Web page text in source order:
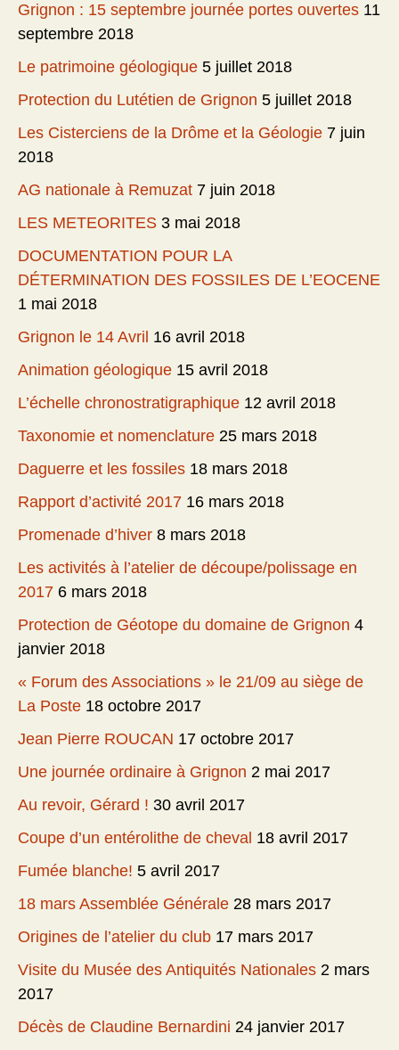
Grignon : 15 septembre journée portes ouvertes 11
septembre 2018
Le patrimoine géologique 5 juillet 2018
Protection du Lutétien de Grignon 5 juillet 2018
Les Cisterciens de la Drôme et la Géologie 7 juin
2018
AG nationale à Remuzat 7 juin 2018
LES METEORITES 3 mai 2018
DOCUMENTATION POUR LA
DÉTERMINATION DES FOSSILES DE L’EOCENE
1 mai 2018
Grignon le 14 Avril 16 avril 2018
Animation géologique 15 avril 2018
L’échelle chronostratigraphique 12 avril 2018
Taxonomie et nomenclature 25 mars 2018
Daguerre et les fossiles 18 mars 2018
Rapport d’activité 2017 16 mars 2018
Promenade d’hiver 8 mars 2018
Les activités à l’atelier de découpe/polissage en
2017 6 mars 2018
Protection de Géotope du domaine de Grignon 4
janvier 2018
« Forum des Associations » le 21/09 au siège de
La Poste 18 octobre 2017
Jean Pierre ROUCAN 17 octobre 2017
Une journée ordinaire à Grignon 2 mai 2017
Au revoir, Gérard ! 30 avril 2017
Coupe d’un entérolithe de cheval 18 avril 2017
Fumée blanche! 5 avril 2017
18 mars Assemblée Générale 28 mars 2017
Origines de l’atelier du club 17 mars 2017
Visite du Musée des Antiquités Nationales 2 mars
2017
Décès de Claudine Bernardini 24 janvier 2017